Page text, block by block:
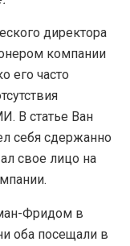
директора
компании
его часто
В статье Ван
себя сдержанно
свое лицо на
Фридом в
оба посещали в